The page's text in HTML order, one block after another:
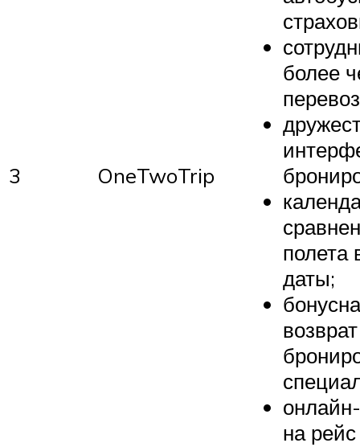
3 OneTwoTrip
более
полета
даты;
на рейс